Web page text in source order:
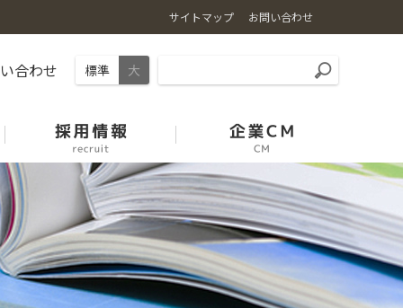
サイトマップ お問い合わせ
合わせ 標準 大
石川の麦
園芸振興の取組
能登牛
中古農機展示場案内
採用情報